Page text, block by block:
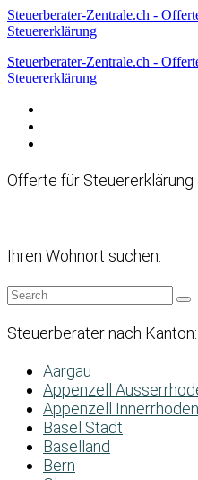
Steuerberater-Zentrale.ch -
Steuererklärung
Steuerberater-Zentrale.ch -
Steuererklärung
Offerte für Steuererklärung
Ihren Wohnort suchen:
Steuerberater nach Kanton:
Aargau
Appenzell
Appenzell Innerrhoden
Basel Stadt
Baselland
Bern